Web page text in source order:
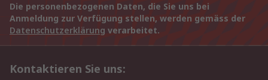
Die personenbezogenen Daten, die Sie uns bei
Anmeldung zur Verfügung stellen, werden gemäss der
Datenschutzerklärung verarbeitet.
Kontaktieren Sie uns: